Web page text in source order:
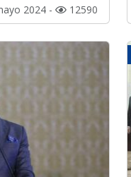
2024 - 12590